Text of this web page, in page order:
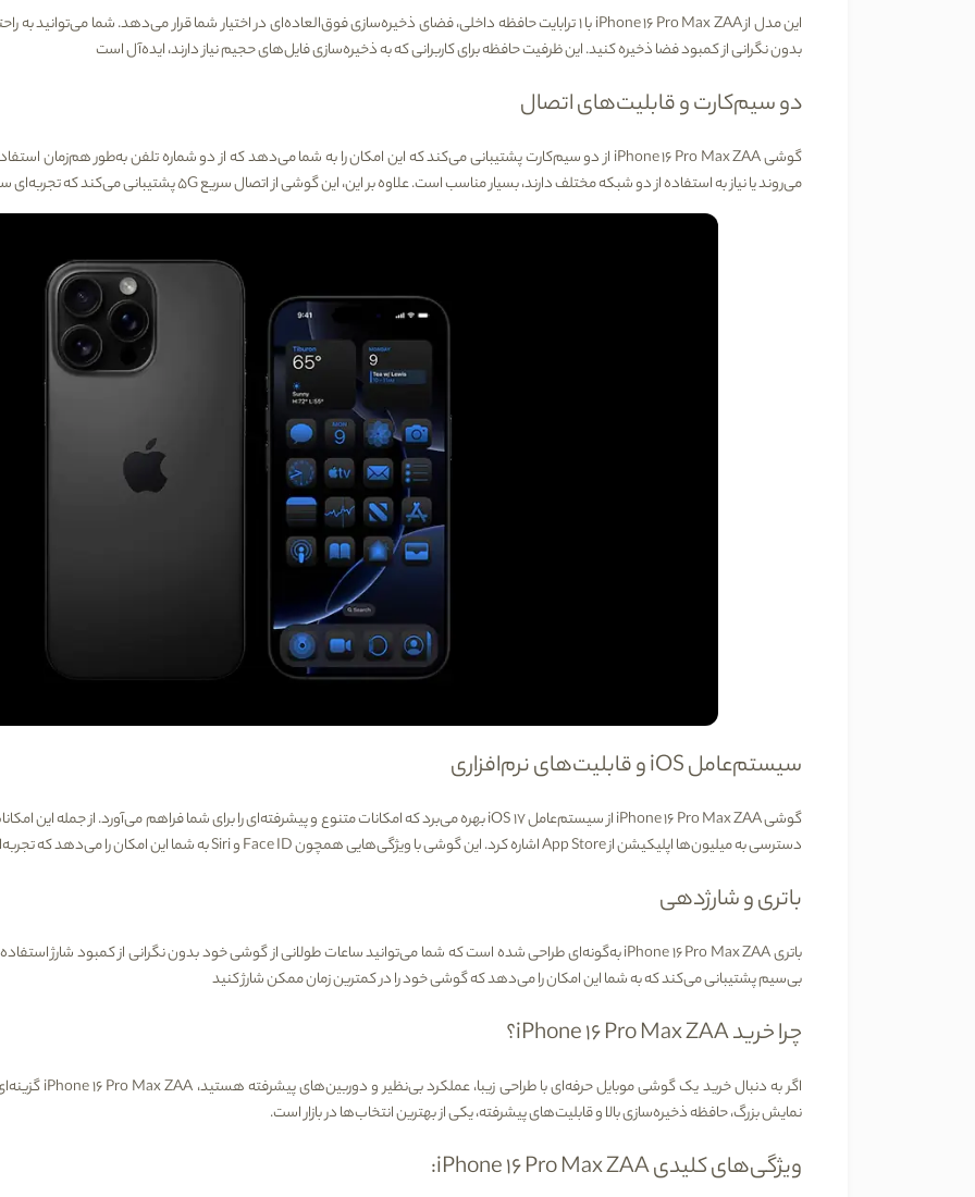
این مدل ازiPhone 16 Pro Max ZAAبا1ترابایت حافظه داخلی، فضای ذخیره‌سازی فوق‌العاده‌ای در اختیار شما قرار می‌دهد. شما می‌توانید به
بدون نگرانی از کمبود فضا ذخیره کنید. این ظرفیت حافظه برای کاربرانی که به ذخیره‌سازی فایل‌های حجیم نیاز دارند، ایده‌آل است
دو سیم‌کارت و قابلیت‌های اتصال
گوشیiPhone 16 Pro Max ZAA ازدو سیم‌کارتپشتیبانی می‌کند که این امکان را به شما می‌دهد که از دو شماره تلفن به‌طور هم‌زمان
می‌روند یا نیاز به استفاده از دو شبکه مختلف دارند، بسیار مناسب است. علاوه بر این، این گوشی از اتصال سریع5Gپشتیبانی می‌کند که تجربه‌ای
سیستم‌عامل و قابلیت‌های نرم‌افزاری
گوشیiPhone 16 Pro Max ZAAازسیستم‌عاملiOS 17
بهره می‌برد که امکانات متنوع و پیشرفته‌ای را برای شما فراهم می‌آورد. از جمله این
دسترسی به میلیون‌ها اپلیکیشن ازApp Storeاشاره کرد. این گوشی با ویژگی‌هایی همچونFace IDوSiriبه شما این امکان را می‌دهد که
باتری و شارژدهی
باتریiPhone 16 Pro Max ZAAبه‌گونه‌ای طراحی شده است که شما می‌توانید ساعات طولانی از گوشی خود بدون نگرانی از کمبود شارژ استفاده
بی‌سیمپشتیبانی می‌کند که به شما این امکان را می‌دهد که گوشی خود را در کمترین زمان ممکن شارژ کنید
چرا خرید ؟
اگر به دنبال خرید یک گوشی موبایل حرفه‌ای با طراحی زیبا، عملکرد بی‌نظیر و دوربین‌های پیشرفته هستید، iPhone 16 Pro Max ZAA
نمایش بزرگ، حافظه ذخیره‌سازی بالا و قابلیت‌های پیشرفته، یکی از بهترین انتخاب‌ها در بازار است.
ویژگی‌های کلیدی